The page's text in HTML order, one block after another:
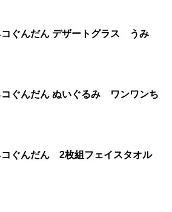
ノラネコぐんだん デザートグラス うみ
コぐんだん ぬいぐるみ ワンワンち
コぐんだん 2枚組フェイスタオル